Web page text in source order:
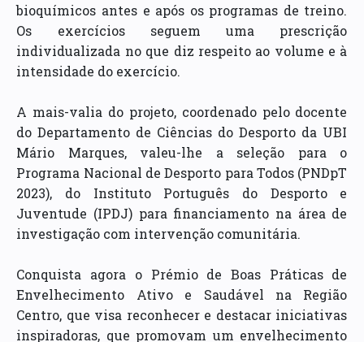
bioquímicos antes e após os programas de treino.
Os exercícios seguem uma prescrição
individualizada no que diz respeito ao volume e à
intensidade do exercício.
A mais-valia do projeto, coordenado pelo docente
do Departamento de Ciências do Desporto da UBI
Mário Marques, valeu-lhe a seleção para o
Programa Nacional de Desporto para Todos (PNDpT
2023), do Instituto Português do Desporto e
Juventude (IPDJ) para financiamento na área de
investigação com intervenção comunitária.
Conquista agora o Prémio de Boas Práticas de
Envelhecimento Ativo e Saudável na Região
Centro, que visa reconhecer e destacar iniciativas
inspiradoras, que promovam um envelhecimento